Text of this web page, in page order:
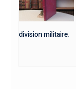
division militaire.